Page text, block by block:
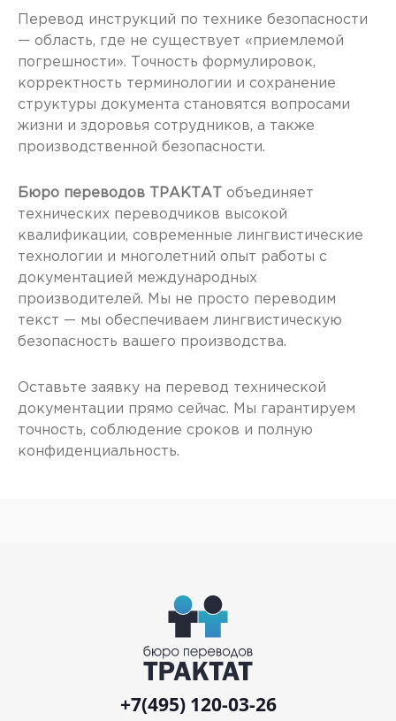
Перевод инструкций по технике безопасности
— область, где не существует «приемлемой
погрешности». Точность формулировок,
корректность терминологии и сохранение
структуры документа становятся вопросами
жизни и здоровья сотрудников, а также
производственной безопасности.
Бюро переводов ТРАКТАТ
объединяет
технических переводчиков высокой
квалификации, современные лингвистические
технологии и многолетний опыт работы с
документацией международных
производителей. Мы не просто переводим
текст — мы обеспечиваем лингвистическую
безопасность вашего производства.
Оставьте заявку на перевод технической
документации прямо сейчас. Мы гарантируем
точность, соблюдение сроков и полную
конфиденциальность.
+7(495) 120-03-26